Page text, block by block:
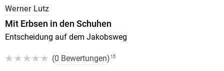
Werner Lutz
Mit Erbsen in den Schuhen
Entscheidung auf dem Jakobsweg
(0 Bewertungen) 15